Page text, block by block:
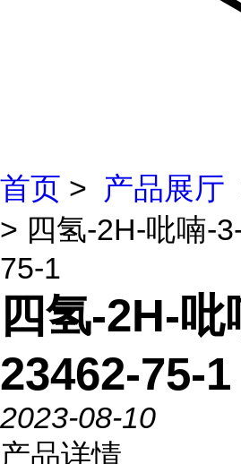
首页 > 产品展厅
> 四氢-2H-吡喃-
75-1
四氢-2H-吡
23462-75-1
2023-08-10
产品详情